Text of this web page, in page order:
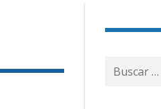
Buscar
por: